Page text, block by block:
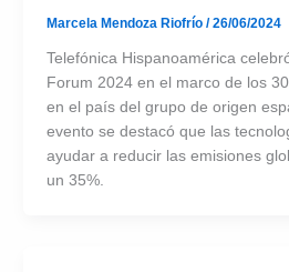
Marcela Mendoza Riofrío /26/06/2024
Telefónica Hispanoamérica
Forum 2024 en el marco de los
en el país del grupo de origen
evento se destacó que las
ayudar a reducir las emisiones
un 35%.